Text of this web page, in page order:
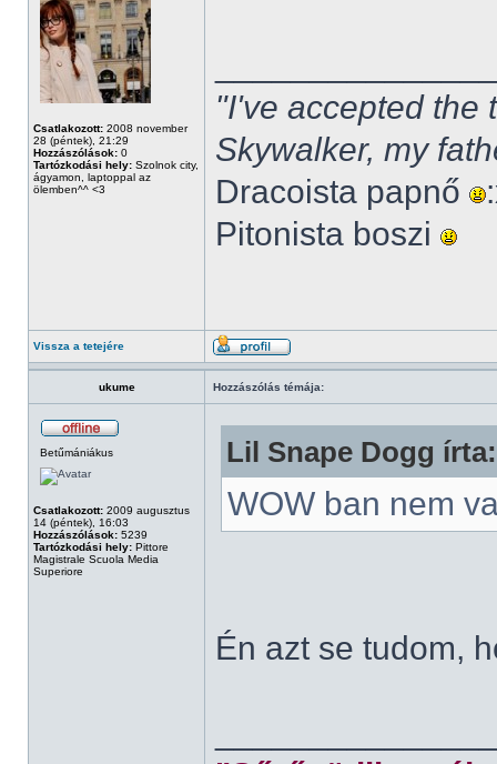
Csatlakozott: 2008 november
28 (péntek), 21:29
Hozzászólások: 0
Tartózkodási hely: Szolnok city,
ágyamon, laptoppal az
ölemben^^ <3
"I've accepted the
Skywalker, my
Dracoista papnő
Pitonista boszi
Vissza a tetejére
ukume Hozzászólás témája:
Betűmániákus
Csatlakozott: 2009 augusztus
14 (péntek), 16:03
Hozzászólások: 5239
Tartózkodási hely: Pittore
Magistrale Scuola Media
Superiore
Lil Snape Dogg írta:
WOW ban nem
Én azt se tudom,